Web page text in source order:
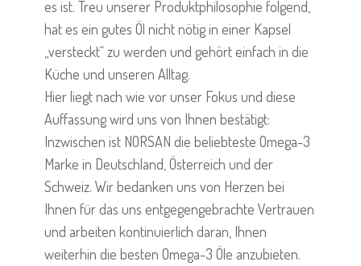
es ist. Treu unserer Produktphilosophie folgend,
hat es ein gutes Öl nicht nötig in einer Kapsel
„versteckt“ zu werden und gehört einfach in die
Küche und unseren Alltag.
Hier liegt nach wie vor unser Fokus und diese
Auffassung wird uns von Ihnen bestätigt:
Inzwischen ist NORSAN die beliebteste Omega-3
Marke in Deutschland, Österreich und der
Schweiz. Wir bedanken uns von Herzen bei
Ihnen für das uns entgegengebrachte Vertrauen
und arbeiten kontinuierlich daran, Ihnen
weiterhin die besten Omega-3 Öle anzubieten.